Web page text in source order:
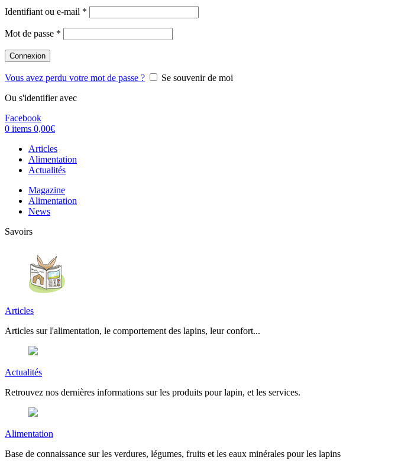
Identifiant ou e-mail *
Mot de passe *
Connexion
Vous avez perdu votre mot de passe ?
Se souvenir de moi
Ou s'identifier avec
Facebook
0 items 0,00€
Articles
Alimentation
Actualités
Magazine
Alimentation
News
Savoirs
Articles
Articles sur l'alimentation, le comportement des lapins, leur confort...
Actualités
Retrouvez nos dernières informations sur les produits pour lapin, et les services.
Alimentation
Base de connaissance sur les verdures, légumes, fruits et les eaux minérales pour les lapins